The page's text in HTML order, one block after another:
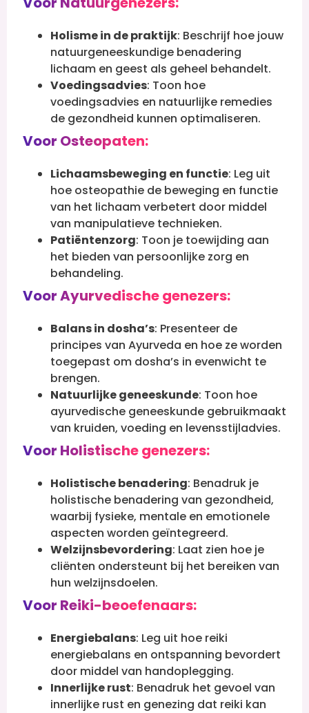
Holisme in de praktijk: Beschrijf hoe jouw
natuurgeneeskundige benadering
lichaam en geest als geheel behandelt.
Voedingsadvies: Toon hoe
voedingsadvies en natuurlijke remedies
de gezondheid kunnen optimaliseren.
Voor Osteopaten:
Lichaamsbeweging en functie: Leg uit
hoe osteopathie de beweging en functie
van het lichaam verbetert door middel
van manipulatieve technieken.
Patiëntenzorg: Toon je toewijding aan
het bieden van persoonlijke zorg en
behandeling.
Voor Ayurvedische genezers:
Balans in dosha’s: Presenteer de
principes van Ayurveda en hoe ze worden
toegepast om dosha’s in evenwicht te
brengen.
Natuurlijke geneeskunde: Toon hoe
ayurvedische geneeskunde gebruikmaakt
van kruiden, voeding en levensstijladvies.
Voor Holistische genezers:
Holistische benadering: Benadruk je
holistische benadering van gezondheid,
waarbij fysieke, mentale en emotionele
aspecten worden geïntegreerd.
Welzijnsbevordering: Laat zien hoe je
cliënten ondersteunt bij het bereiken van
hun welzijnsdoelen.
Voor Reiki-beoefenaars:
Energiebalans: Leg uit hoe reiki
energiebalans en ontspanning bevordert
door middel van handoplegging.
Innerlijke rust: Benadruk het gevoel van
innerlijke rust en genezing dat reiki kan